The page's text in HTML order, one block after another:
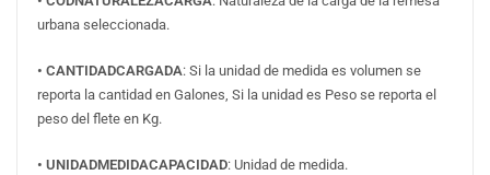
urbana seleccionada.
• CANTIDADCARGADA: Si la unidad de medida es volumen se
reporta la cantidad en Galones, Si la unidad es Peso se reporta el
peso del flete en Kg.
• UNIDADMEDIDACAPACIDAD: Unidad de medida.